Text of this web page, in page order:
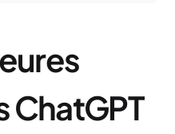
ChatGPT